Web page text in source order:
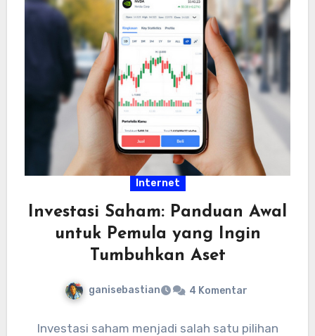
Internet
Investasi Saham: Panduan Awal
untuk Pemula yang Ingin
Tumbuhkan Aset
ganisebastian 4 Komentar
Investasi saham menjadi salah satu pilihan